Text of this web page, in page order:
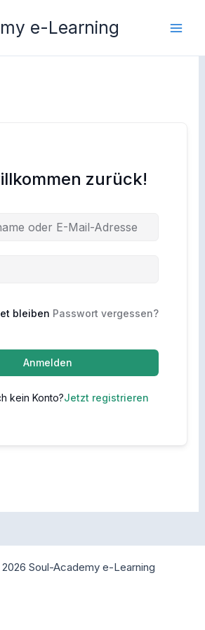
e-Learning
zurück!
bleiben Passwort vergessen?
Anmelden
kein Konto?Jetzt registrieren
Soul-Academy e-Learning